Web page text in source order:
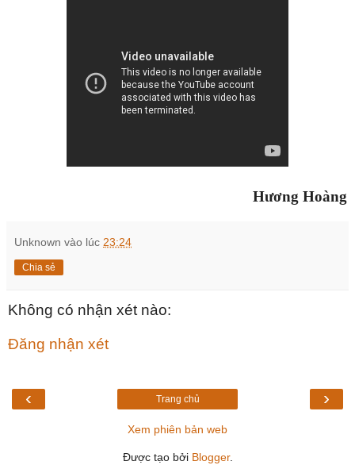
Hương Hoàng
Unknown vào lúc 23:24
Chia sẻ
Không có nhận xét nào:
Đăng nhận xét
‹ ›
Trang chủ
Xem phiên bản web
Được tạo bởi Blogger.